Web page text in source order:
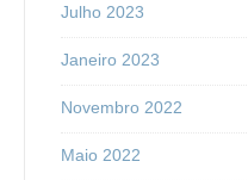
Julho 2023
Janeiro 2023
Novembro 2022
Maio 2022